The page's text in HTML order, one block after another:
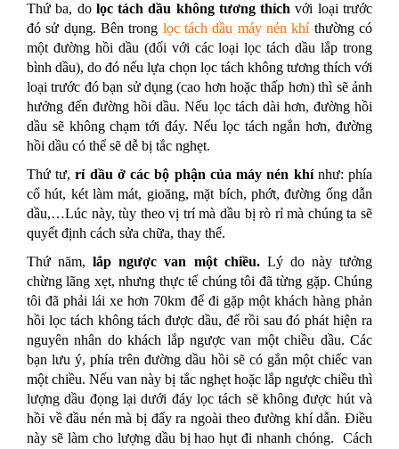
Thứ ba, do lọc tách dầu không tương thích với loại trước
đó sử dụng. Bên trong lọc tách dầu máy nén khíthường có
một đường hồi dầu (đối với các loại lọc tách dầu lắp trong
bình dầu), do đó nếu lựa chọn lọc tách không tương thích với
loại trước đó bạn sử dụng (cao hơn hoặc thấp hơn) thì sẽ ảnh
hưởng đến đường hồi dầu. Nếu lọc tách dài hơn, đường hồi
dầu sẽ không chạm tới đáy. Nếu lọc tách ngắn hơn, đường
hồi dầu có thể sẽ dễ bị tắc nghẹt.
Thứ tư,rỉ dầu ở các bộ phận của máy nén khínhư: phía
cổ hút, két làm mát, gioăng, mặt bích, phớt, đường ống dẫn
dầu,…Lúc này, tùy theo vị trí mà dầu bị rò rỉ mà chúng ta sẽ
quyết định cách sửa chữa, thay thế.
Thứ năm,lắp ngược van một chiều. Lý do này tưởng
chừng lãng xẹt, nhưng thực tế chúng tôi đã từng gặp. Chúng
tôi đã phải lái xe hơn 70km để đi gặp một khách hàng phản
hồi lọc tách không tách được dầu, để rồi sau đó phát hiện ra
nguyên nhân do khách lắp ngược van một chiều dầu. Các
bạn lưu ý, phía trên đường dầu hồi sẽ có gắn một chiếc van
một chiều. Nếu van này bị tắc nghẹt hoặc lắp ngược chiều thì
lượng dầu đọng lại dưới đáy lọc tách sẽ không được hút và
hồi về đầu nén mà bị đẩy ra ngoài theo đường khí dẫn. Điều
này sẽ làm cho lượng dầu bị hao hụt đi nhanh chóng. Cách